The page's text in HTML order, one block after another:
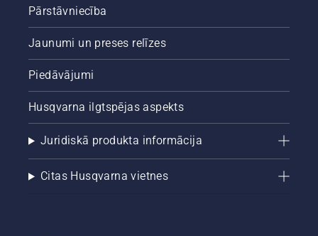
Pārstāvniecība
Jaunumi un preses relīzes
Piedāvājumi
Husqvarna ilgtspējas aspekts
Juridiskā produkta informācija
Citas Husqvarna vietnes